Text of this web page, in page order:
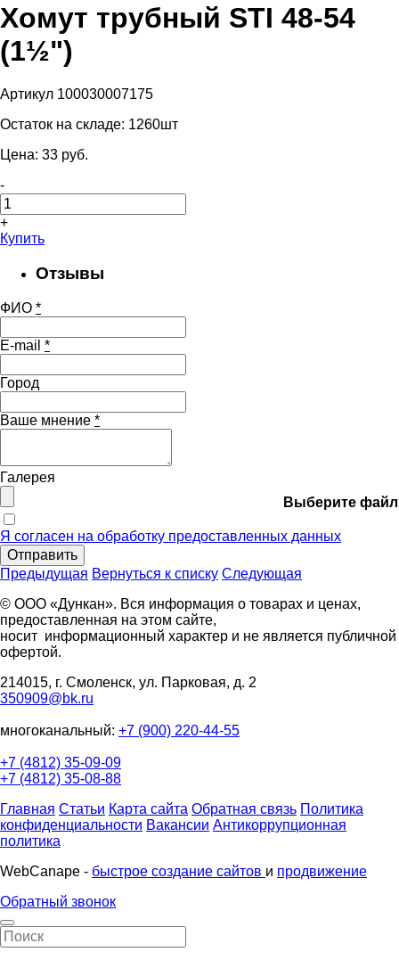
Хомут трубный STI 48-54
(1½")
Артикул 100030007175
Остаток на складе: 1260шт
Цена: 33 pуб.
-
+
Купить
Отзывы
ФИО *
E-mail *
Город
Ваше мнение *
Галерея
Выберите файл
Я согласен на обработку предоставленных данных
Отправить
Предыдущая Вернуться к списку Следующая
© ООО «Дункан». Вся информация о товарах и ценах,
предоставленная на этом сайте,
носит информационный характер и не является публичной
офертой.
214015, г. Смоленск, ул. Парковая, д. 2
350909@bk.ru
многоканальный: +7 (900) 220-44-55
+7 (4812) 35-09-09
+7 (4812) 35-08-88
Главная Статьи Карта сайта Обратная связь Политика
конфиденциальности Вакансии Антикоррупционная
политика
WebCanape - быстрое создание сайтов и продвижение
Обратный звонок